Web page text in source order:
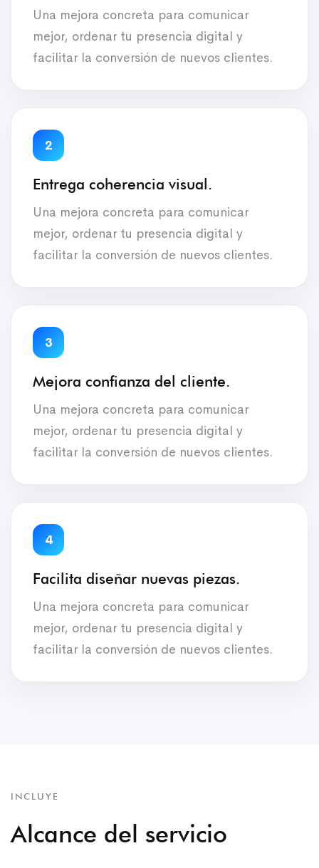
Una mejora concreta para comunicar
mejor, ordenar tu presencia digital y
facilitar la conversión de nuevos clientes.
2
Entrega coherencia visual.
Una mejora concreta para comunicar
mejor, ordenar tu presencia digital y
facilitar la conversión de nuevos clientes.
3
Mejora confianza del cliente.
Una mejora concreta para comunicar
mejor, ordenar tu presencia digital y
facilitar la conversión de nuevos clientes.
4
Facilita diseñar nuevas piezas.
Una mejora concreta para comunicar
mejor, ordenar tu presencia digital y
facilitar la conversión de nuevos clientes.
INCLUYE
Alcance del servicio